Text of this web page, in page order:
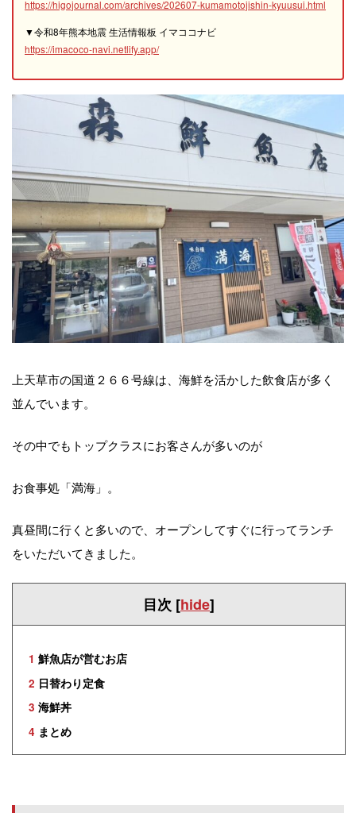
https://higojournal.com/archives/202607-kumamotojishin-kyuusui.html
▼令和8年熊本地震 生活情報板 イマココナビ
https://imacoco-navi.netlify.app/
上天草市の国道２６６号線は、海鮮を活かした飲食店が多く
並んでいます。
その中でもトップクラスにお客さんが多いのが
お食事処「満海」。
真昼間に行くと多いので、オープンしてすぐに行ってランチ
をいただいてきました。
目次 [hide]
1 鮮魚店が営むお店
2 日替わり定食
3 海鮮丼
4 まとめ